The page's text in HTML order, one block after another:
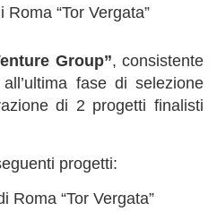
Roma “Tor Vergata”
Group”, consistente
fase di selezione
di 2 progetti finalisti
progetti:
Roma “Tor Vergata”